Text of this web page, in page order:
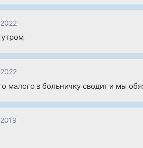
утром
малого в больничку сводит и мы